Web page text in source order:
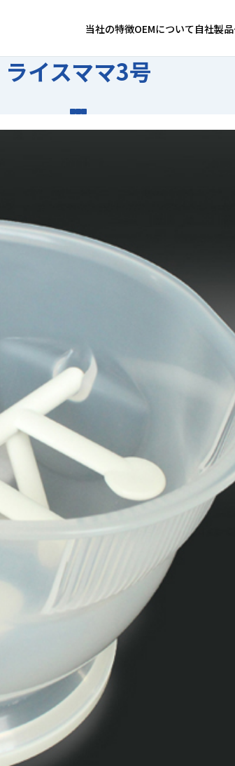
当社の特徴OEMについて自社製
ライスママ3号